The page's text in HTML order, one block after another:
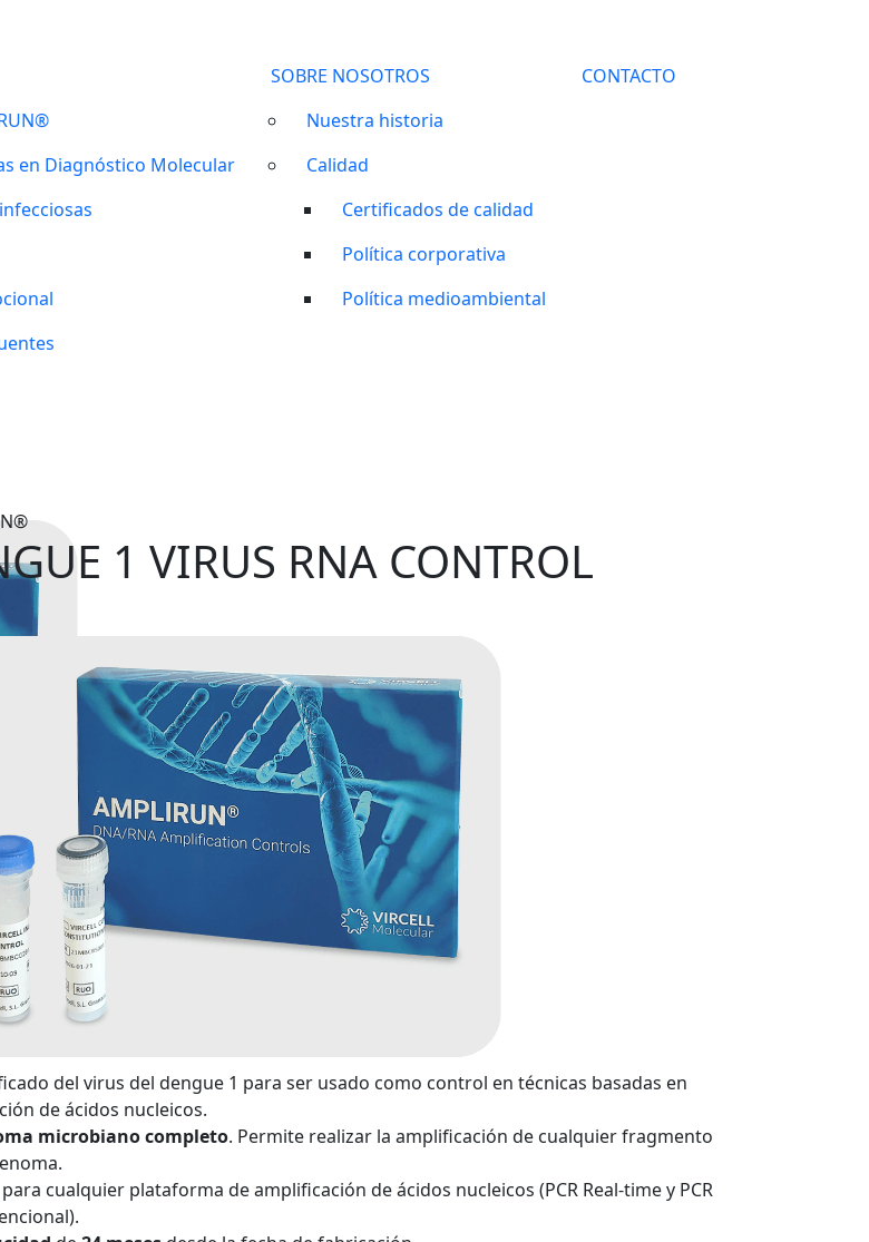
en Diagnóstico Molecular
SOBRE NOSOTROS
Nuestra historia
Calidad
Certificados de calidad
Política corporativa
Política medioambiental
CONTACTO
1 VIRUS RNA CONTROL
del virus del dengue 1 para ser usado como control en técnicas basadas en
de ácidos nucleicos.
microbiano completo. Permite realizar la amplificación de cualquier fragmento
cualquier plataforma de amplificación de ácidos nucleicos (PCR Real-time y PCR